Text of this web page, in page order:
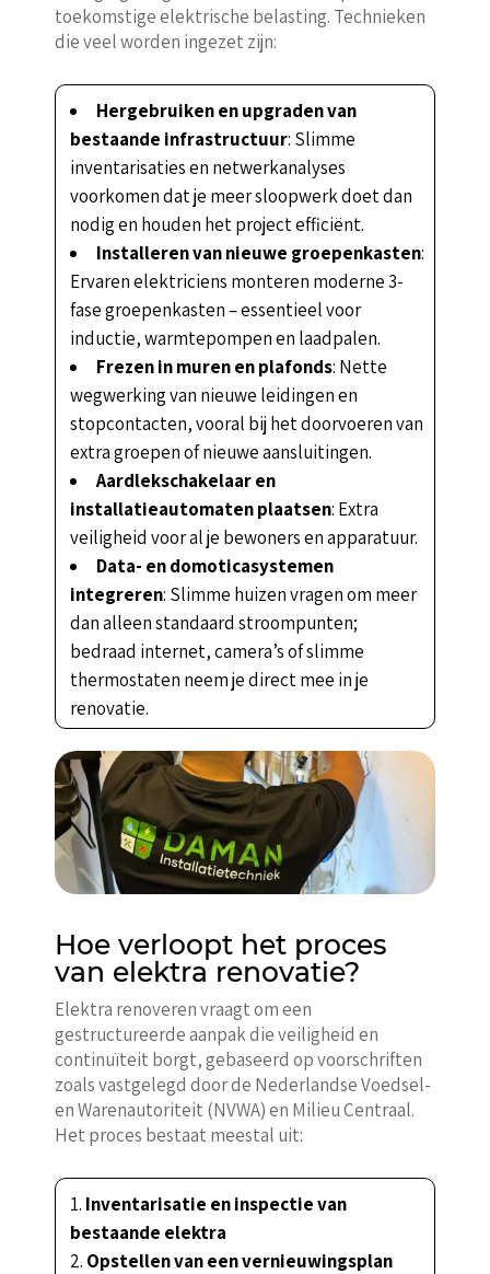
toekomstige elektrische belasting. Technieken
die veel worden ingezet zijn:
Hergebruiken en upgraden van
bestaande infrastructuur: Slimme
inventarisaties en netwerkanalyses
voorkomen dat je meer sloopwerk doet dan
nodig en houden het project efficiënt.
Installeren van nieuwe groepenkasten:
Ervaren elektriciens monteren moderne 3-
fase groepenkasten – essentieel voor
inductie, warmtepompen en laadpalen.
Frezen in muren en plafonds: Nette
wegwerking van nieuwe leidingen en
stopcontacten, vooral bij het doorvoeren van
extra groepen of nieuwe aansluitingen.
Aardlekschakelaar en
installatieautomaten plaatsen: Extra
veiligheid voor al je bewoners en apparatuur.
Data- en domoticasystemen
integreren: Slimme huizen vragen om meer
dan alleen standaard stroompunten;
bedraad internet, camera’s of slimme
thermostaten neem je direct mee in je
renovatie.
Hoe verloopt het proces
van elektra renovatie?
Elektra renoveren vraagt om een
gestructureerde aanpak die veiligheid en
continuïteit borgt, gebaseerd op voorschriften
zoals vastgelegd door de Nederlandse Voedsel-
en Warenautoriteit (NVWA) en Milieu Centraal.
Het proces bestaat meestal uit:
Inventarisatie en inspectie van
bestaande elektra
Opstellen van een vernieuwingsplan